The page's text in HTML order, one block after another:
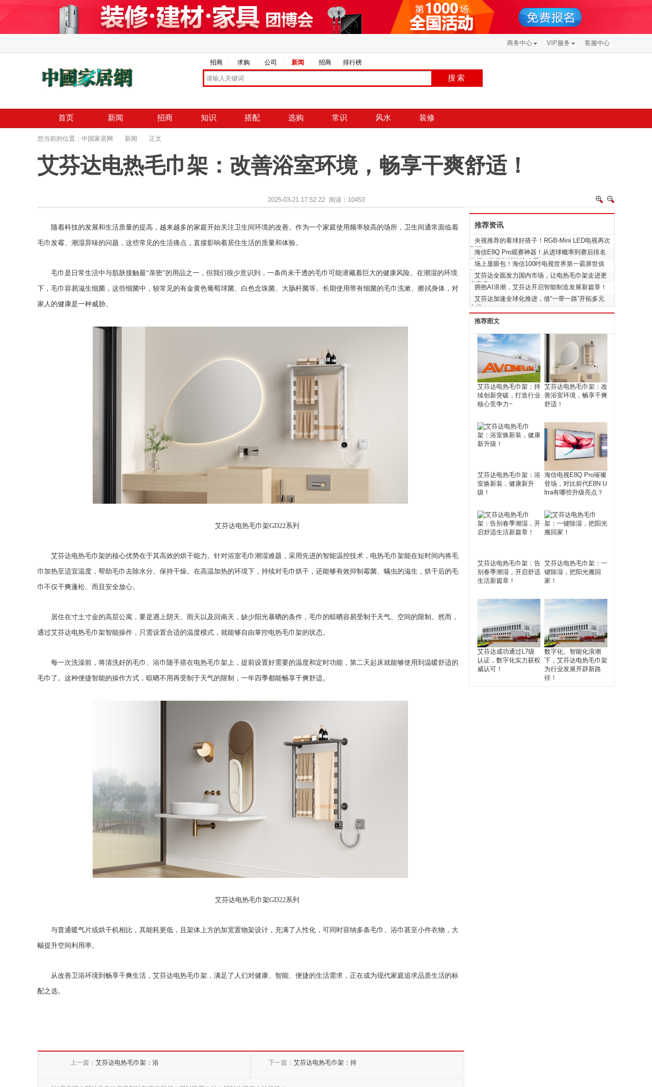
商务中心 VIP服务 客服中心
招商 求购 公司 新闻 招商 排行榜
搜索
首页 新闻 招商 知识 搭配 选购 常识 风水 装修
您当前的位置： 中国家居网 新闻 正文
艾芬达电热毛巾架：改善浴室环境，畅享干爽舒适！
2025-03-21 17:52:22 阅读：10453
随着科技的发展和生活质量的提高，越来越多的家庭开始关注卫生间环境的改善。作为一个家庭使用频率较高的场所，卫生间通常面临着
毛巾发霉、潮湿异味的问题，这些常见的生活痛点，直接影响着居住生活的质量和体验。
毛巾是日常生活中与肌肤接触最“亲密”的用品之一，但我们很少意识到，一条尚未干透的毛巾可能潜藏着巨大的健康风险。在潮湿的环境
下，毛巾容易滋生细菌，这些细菌中，较常见的有金黄色葡萄球菌、白色念珠菌、大肠杆菌等。长期使用带有细菌的毛巾洗漱、擦拭身体，对
家人的健康是一种威胁。
艾芬达电热毛巾架GD22系列
艾芬达电热毛巾架的核心优势在于其高效的烘干能力。针对浴室毛巾潮湿难题，采用先进的智能温控技术，电热毛巾架能在短时间内将毛
巾加热至适宜温度，帮助毛巾去除水分、保持干燥。在高温加热的环境下，持续对毛巾烘干，还能够有效抑制霉菌、螨虫的滋生，烘干后的毛
巾不仅干爽蓬松、而且安全放心。
居住在寸土寸金的高层公寓，要是遇上阴天、雨天以及回南天，缺少阳光暴晒的条件，毛巾的晾晒容易受制于天气、空间的限制。然而，
通过艾芬达电热毛巾架智能操作，只需设置合适的温度模式，就能够自由掌控电热毛巾架的状态。
每一次洗澡前，将清洗好的毛巾、浴巾随手搭在电热毛巾架上，提前设置好需要的温度和定时功能，第二天起床就能够使用到温暖舒适的
毛巾了。这种便捷智能的操作方式，晾晒不用再受制于天气的限制，一年四季都能畅享干爽舒适。
艾芬达电热毛巾架GD22系列
与普通暖气片或烘干机相比，其能耗更低，且架体上方的加宽置物架设计，充满了人性化，可同时容纳多条毛巾、浴巾甚至小件衣物，大
幅提升空间利用率。
从改善卫浴环境到畅享干爽生活，艾芬达电热毛巾架，满足了人们对健康、智能、便捷的生活需求，正在成为现代家庭追求品质生活的标
配之选。
上一篇： 艾芬达电热毛巾架：浴 下一篇： 艾芬达电热毛巾架：持
推荐资讯
央视推荐的看球好搭子！RGB-Mini LED电视再次
刷屏
海信E8Q Pro观赛神器！从进球概率到赛后排名
分析，世俱杯就该这么看
场上显眼包！海信100吋电视世界第一霸屏世俱
杯艾芬达全面发力国内市场，让电热毛巾架走进更
多家庭！
拥抱AI浪潮，艾芬达开启智能制造发展新篇章！
艾芬达加速全球化推进，借“一带一路”开拓多元
市场！
推荐图文
艾芬达电热毛巾架：持
续创新突破，打造行业
核心竞争力~
艾芬达电热毛巾架：改
善浴室环境，畅享干爽
舒适！
艾芬达电热毛巾架：浴
室焕新装，健康新升
级！
海信电视E8Q Pro璀璨
登场，对比前代E8N U
ltra有哪些升级亮点？
艾芬达电热毛巾架：告
别春季潮湿，开启舒适
生活新篇章！
艾芬达电热毛巾架：一
键除湿，把阳光搬回
家！
艾芬达成功通过L7级
认证，数字化实力获权
威认可！
数字化、智能化浪潮
下，艾芬达电热毛巾架
为行业发展开辟新路
径！